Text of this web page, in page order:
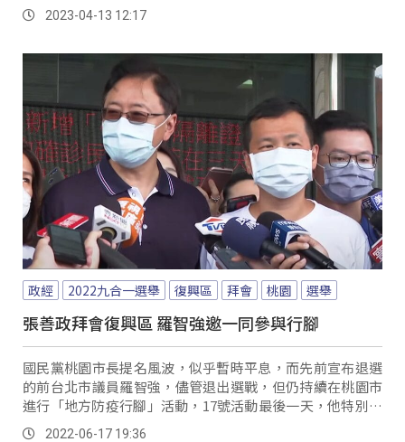
系列活動，另外在原住民保留地上，地政業務的人力、經費
需求也須提升，鄉有活動中心建物也待合法化。
2023-04-13 12:17
政經 2022九合一選舉 復興區 拜會 桃園 選舉
張善政拜會復興區 羅智強邀一同參與行腳
國民黨桃園市長提名風波，似乎暫時平息，而先前宣布退選
的前台北市議員羅智強，儘管退出選戰，但仍持續在桃園市
進行「地方防疫行腳」活動，17號活動最後一天，他特別邀
請桃園市長參選人張善政一同參與。
2022-06-17 19:36